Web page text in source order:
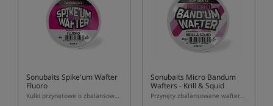
Sonubaits Spike'um Wafter
Fluoro
Kulki przynętowe o zbalansowanej pływalności (wafters)
Sonubaits Micro Bandum
Wafters - Krill & Squid
Przynęty zbalansowane wafters w kształcie dumbells